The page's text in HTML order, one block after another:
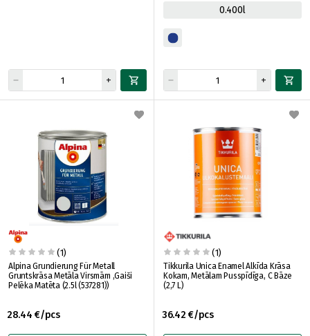
0.400l
(1)
Alpina Grundierung Für Metall
Gruntskrāsa Metāla Virsmām ,Gaiši
Pelēka Matēta (2.5l (537281))
28.44 €/pcs
(1)
Tikkurila Unica Enamel Alkīda Krāsa
Kokam, Metālam Pusspīdīga, C Bāze
(2,7 L)
36.42 €/pcs